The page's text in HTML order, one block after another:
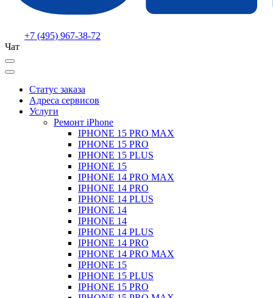
+7 (495) 967-38-72
Чат
Статус заказа
Адреса сервисов
Услуги
Ремонт iPhone
IPHONE 15 PRO MAX
IPHONE 15 PRO
IPHONE 15 PLUS
IPHONE 15
IPHONE 14 PRO MAX
IPHONE 14 PRO
IPHONE 14 PLUS
IPHONE 14
IPHONE 14
IPHONE 14 PLUS
IPHONE 14 PRO
IPHONE 14 PRO MAX
IPHONE 15
IPHONE 15 PLUS
IPHONE 15 PRO